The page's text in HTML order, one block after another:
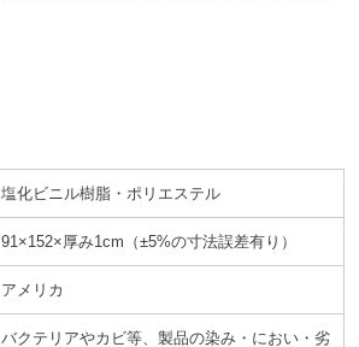
塩化ビニル樹脂・ポリエステル
91×152×厚み1cm ±5%の寸法誤差有り
アメリカ
バクテリアやカビ等、製品の染み におい
劣